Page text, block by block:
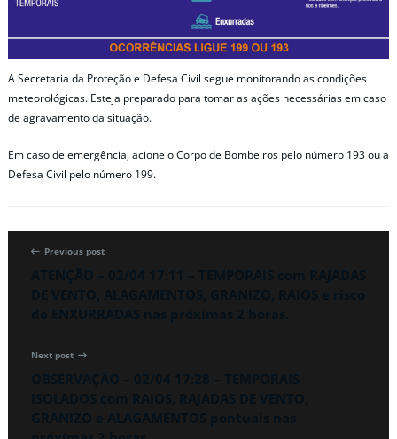
A Secretaria da Proteção e Defesa Civil segue monitorando as condições
meteorológicas. Esteja preparado para tomar as ações necessárias em caso
de agravamento da situação.
Em caso de emergência, acione o Corpo de Bombeiros pelo número 193 ou a
Defesa Civil pelo número 199.
Previous post
Next post